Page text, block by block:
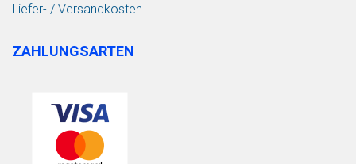
Liefer- / Versandkosten
ZAHLUNGSARTEN